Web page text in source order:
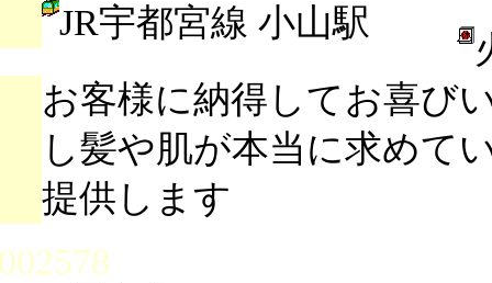
JR宇都宮線 小山駅
お客様に納得してお喜び
し髪や肌が本当に求めて
提供します